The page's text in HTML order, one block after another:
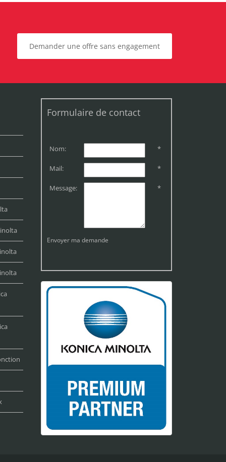
Demander une offre sans engagement
Formulaire de contact
Nom: *
Mail: *
Message: *
Envoyer ma demande